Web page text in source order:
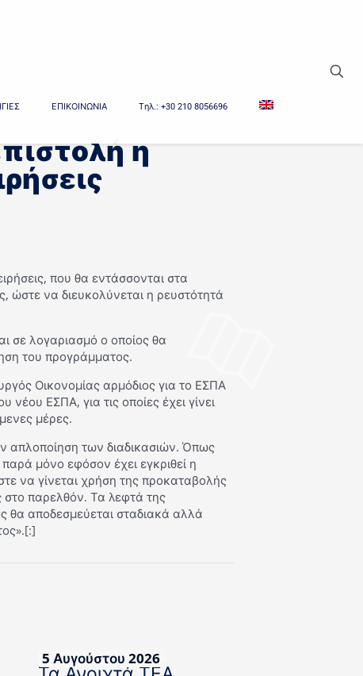
ΕΠΙΚΟΙΝΩΝΙΑ Tηλ.: +30 210 8056696
η
που θα εντάσσονται στα
να διευκολύνεται η ρευστότητά
σε λογαριασμό ο οποίος θα
του προγράμματος.
Οικονομίας αρμόδιος για το ΕΣΠΑ
ΕΣΠΑ, για τις οποίες έχει γίνει
μέρες.
απλοποίηση των διαδικασιών. Όπως
μόνο εφόσον έχει εγκριθεί η
να γίνεται χρήση της προκαταβολής
στο παρελθόν. Τα λεφτά της
θα αποδεσμεύεται σταδιακά αλλά
5 Αυγούστου 2026